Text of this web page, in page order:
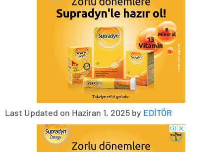
Last Updated on Haziran 1, 2025 by EDİTÖR